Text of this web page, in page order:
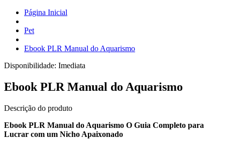
Página Inicial
Pet
Ebook PLR Manual do Aquarismo
Disponibilidade: Imediata
Ebook PLR Manual do Aquarismo
Descrição do produto
Ebook PLR Manual do Aquarismo O Guia Completo para
Lucrar com um Nicho Apaixonado